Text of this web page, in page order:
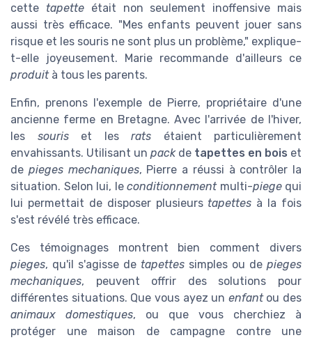
cette tapetteétait non seulement inoffensive mais
aussi très efficace. "Mes enfants peuvent jouer sans
risque et les souris ne sont plus un problème," explique-
t-elle joyeusement. Marie recommande d'ailleurs ce
produità tous les parents.
Enfin, prenons l'exemple de Pierre, propriétaire d'une
ancienne ferme en Bretagne. Avec l'arrivée de l'hiver,
les souriset les rats étaient particulièrement
envahissants. Utilisant un packde tapettes en bois et
de pieges mechaniques, Pierre a réussi à contrôler la
situation. Selon lui, le conditionnementmulti-piegequi
lui permettait de disposer plusieurs tapettes à la fois
s'est révélé très efficace.
Ces témoignages montrent bien comment divers
pieges, qu'il s'agisse de tapettes simples ou de pieges
mechaniques, peuvent offrir des solutions pour
différentes situations. Que vous ayez un enfantou des
animaux domestiques, ou que vous cherchiez à
protéger une maison de campagne contre une